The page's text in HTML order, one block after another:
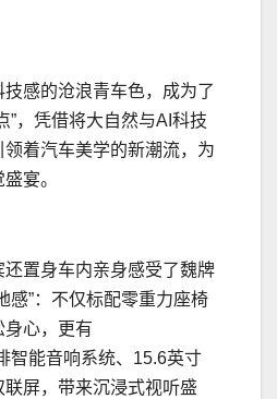
感的沧浪青车色，成为了
”，凭借将大自然与AI科技
着汽车美学的新潮流，为
宴。
置身车内亲身感受了魏牌
感”：不仅标配零重力座椅
身心，更有
智能音响系统、15.6英寸
屏，带来沉浸式视听盛